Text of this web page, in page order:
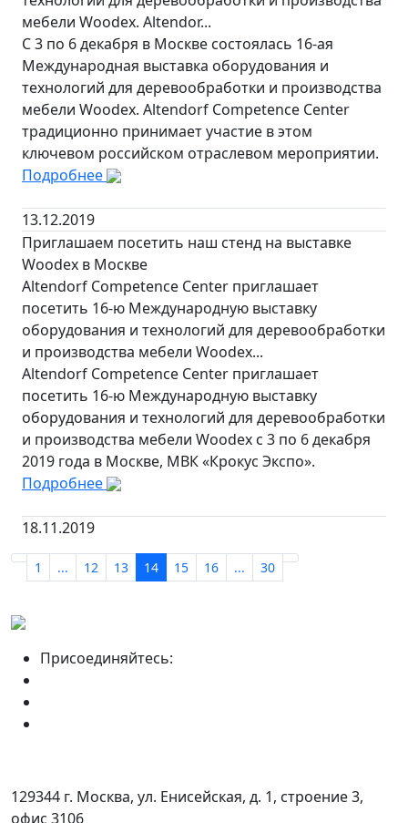
мебели Woodex. Altendor...
С 3 по 6 декабря в Москве состоялась 16-ая
Международная выставка оборудования и
технологий для деревообработки и производства
мебели Woodex. Altendorf Competence Center
традиционно принимает участие в этом
ключевом российском отраслевом мероприятии.
Подробнее
13.12.2019
Приглашаем посетить наш стенд на выставке
Woodex в Москве
Altendorf Competence Center приглашает
посетить 16-ю Международную выставку
оборудования и технологий для деревообработки
и производства мебели Woodex...
Altendorf Competence Center приглашает
посетить 16-ю Международную выставку
оборудования и технологий для деревообработки
и производства мебели Woodex с 3 по 6 декабря
2019 года в Москве, МВК «Крокус Экспо».
Подробнее
18.11.2019
1 ... 12 13 14 15 16 ... 30
Присоединяйтесь:
129344 г. Москва, ул. Енисейская, д. 1, строение 3,
офис 3106